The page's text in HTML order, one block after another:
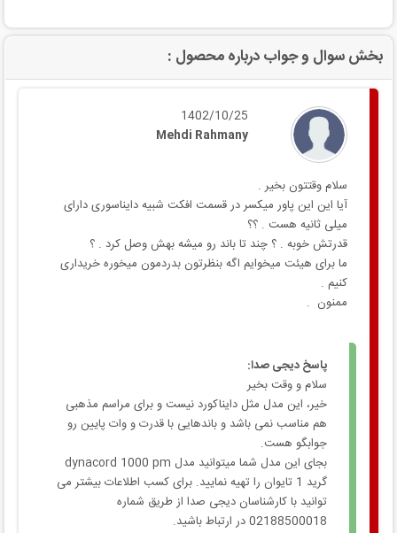
بخش سوال و جواب درباره محصول :
1402/10/25
Mehdi Rahmany
سلام وقتتون بخیر .
آیا این این پاور میکسر در قسمت افکت شبیه دایناسوری دارای
میلی ثانیه هست . ؟؟
قدرتش خوبه . ؟ چند تا باند رو میشه بهش وصل کرد . ؟
ما برای هیئت میخوایم اگه بنظرتون بدردمون میخوره خریداری
کنیم .
ممنون ‌ .
پاسخ دیجی صدا:
سلام و وقت بخیر
خیر، این مدل مثل دایناکورد نیست و برای مراسم مذهبی
هم مناسب نمی باشد و باندهایی با قدرت و وات پایین رو
جوابگو هست.
بجای این مدل شما میتوانید مدل dynacord 1000 pm
گرید 1 تایوان را تهیه نمایید. برای کسب اطلاعات بیشتر می
توانید با کارشناسان دیجی صدا از طریق شماره
02188500018 در ارتباط باشید.